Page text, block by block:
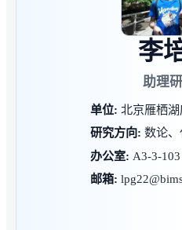
李
助理
单位: 北京雁栖
研究方向: 数论
办公室: A3-3-103
邮箱: